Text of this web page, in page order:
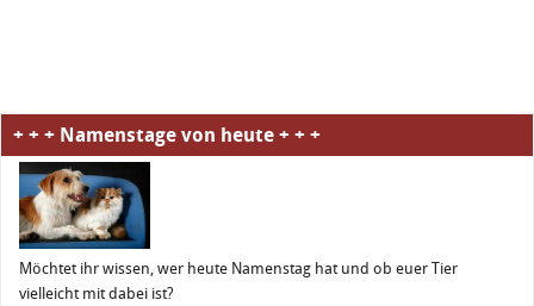
+ + + Namenstage von heute + + +
Möchtet ihr wissen, wer heute Namenstag hat und ob euer Tier
vielleicht mit dabei ist?